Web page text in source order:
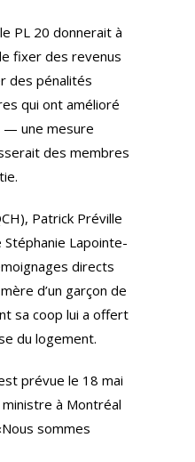
PL 20 donnerait à
fixer des revenus
des pénalités
qui ont amélioré
— une mesure
des membres
Patrick Préville
Lapointe-
directs
d’un garçon de
sa coop lui a offert
du logement.
prévue le 18 mai
à Montréal
sommes